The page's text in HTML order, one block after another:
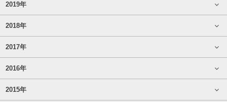
2019年
2018年
2017年
2016年
2015年